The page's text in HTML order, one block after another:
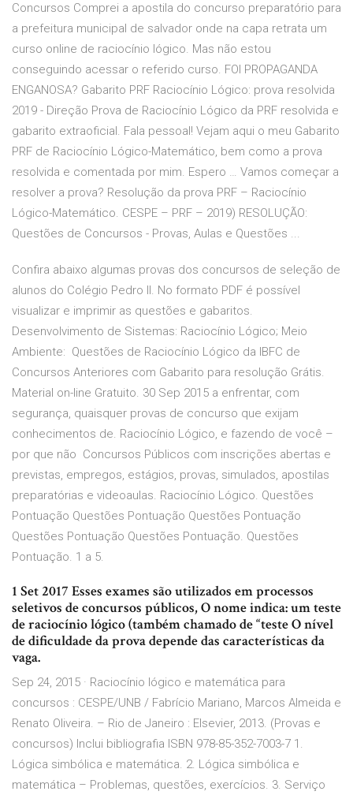
Concursos Comprei a apostila do concurso preparatório para
a prefeitura municipal de salvador onde na capa retrata um
curso online de raciocínio lógico. Mas não estou
conseguindo acessar o referido curso. FOI PROPAGANDA
ENGANOSA? Gabarito PRF Raciocínio Lógico: prova resolvida
2019 - Direção Prova de Raciocínio Lógico da PRF resolvida e
gabarito extraoficial. Fala pessoal! Vejam aqui o meu Gabarito
PRF de Raciocínio Lógico-Matemático, bem como a prova
resolvida e comentada por mim. Espero … Vamos começar a
resolver a prova? Resolução da prova PRF – Raciocínio
Lógico-Matemático. CESPE – PRF – 2019) RESOLUÇÃO:
Questões de Concursos - Provas, Aulas e Questões ...
Confira abaixo algumas provas dos concursos de seleção de
alunos do Colégio Pedro II. No formato PDF é possível
visualizar e imprimir as questões e gabaritos.
Desenvolvimento de Sistemas: Raciocínio Lógico; Meio
Ambiente: Questões de Raciocínio Lógico da IBFC de
Concursos Anteriores com Gabarito para resolução Grátis.
Material on-line Gratuito. 30 Sep 2015 a enfrentar, com
segurança, quaisquer provas de concurso que exijam
conhecimentos de. Raciocínio Lógico, e fazendo de você –
por que não Concursos Públicos com inscrições abertas e
previstas, empregos, estágios, provas, simulados, apostilas
preparatórias e videoaulas. Raciocínio Lógico. Questões
Pontuação Questões Pontuação Questões Pontuação
Questões Pontuação Questões Pontuação. Questões
Pontuação. 1 a 5.
1 Set 2017 Esses exames são utilizados em processos
seletivos de concursos públicos, O nome indica: um teste
de raciocínio lógico (também chamado de “teste O nível
de dificuldade da prova depende das características da
vaga.
Sep 24, 2015 · Raciocínio lógico e matemática para
concursos : CESPE/UNB / Fabrício Mariano, Marcos Almeida e
Renato Oliveira. – Rio de Janeiro : Elsevier, 2013. (Provas e
concursos) Inclui bibliografia ISBN 978-85-352-7003-7 1.
Lógica simbólica e matemática. 2. Lógica simbólica e
matemática – Problemas, questões, exercícios. 3. Serviço